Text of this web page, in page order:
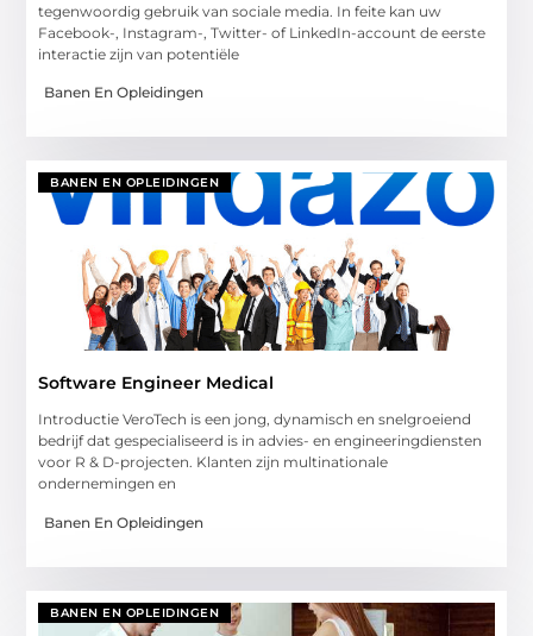
tegenwoordig gebruik van sociale media. In feite kan uw
Facebook-, Instagram-, Twitter- of LinkedIn-account de eerste
interactie zijn van potentiële
Banen En Opleidingen
BANEN EN OPLEIDINGEN
Software Engineer Medical
Introductie VeroTech is een jong, dynamisch en snelgroeiend
bedrijf dat gespecialiseerd is in advies- en engineeringdiensten
voor R & D-projecten. Klanten zijn multinationale
ondernemingen en
Banen En Opleidingen
BANEN EN OPLEIDINGEN